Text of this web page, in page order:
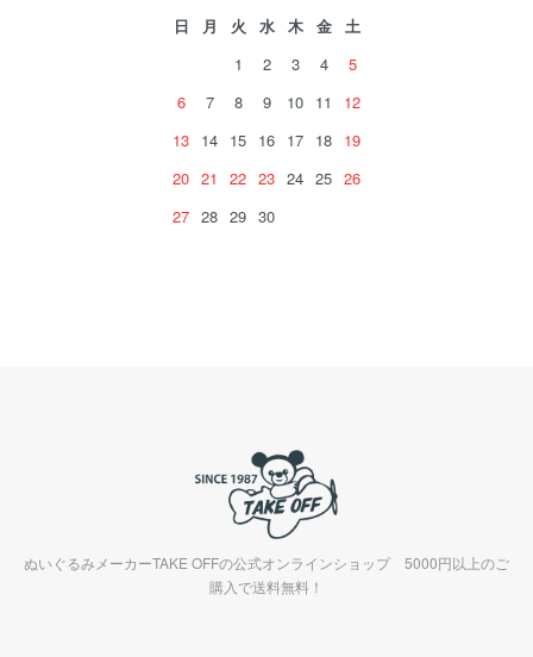
日 月 火 水 木 金
土
1
2 3 4
5
6
7 8 9 10 11
12
13 14 15 16 17 18 19
20 21 22 23 24 25 26
27 28 29 30
ぬいぐるみメーカーTAKE OFFの公式オンラインショップ 5000円以上のご
購入で送料無料！